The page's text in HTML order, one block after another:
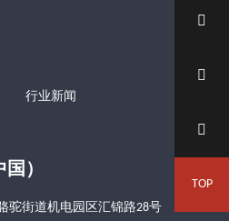
行业新闻
）
驼街道机电园区汇锦路28号



TOP